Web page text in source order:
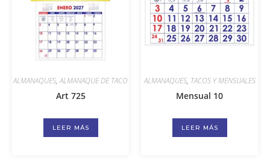
ALMANAQUES,ALMANAQUE DE TACO
Art 725
LEER MÁS
ALMANAQUES, TACOS Y MENSUALES
Mensual 10
LEER MÁS